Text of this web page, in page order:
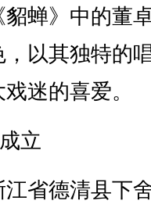
蝉》中的董
以其独特的
迷的喜爱。
立
省德清县下